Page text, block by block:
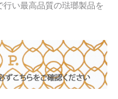
い最高品質の琺瑯製品を